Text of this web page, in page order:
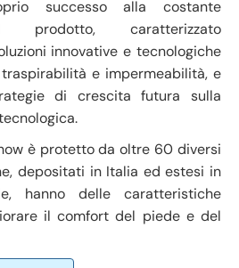
successo alla costante
prodotto, caratterizzato
innovative e tecnologiche
e impermeabilità, e
di crescita futura sulla
è protetto da oltre 60 diversi
depositati in Italia ed estesi in
hanno delle caratteristiche
il comfort del piede e del